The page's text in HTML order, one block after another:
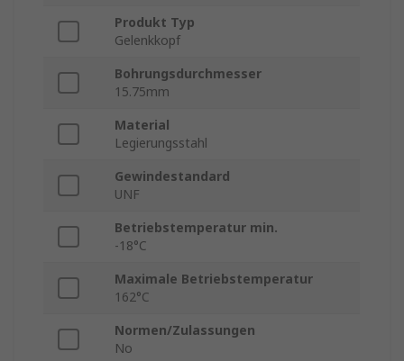
Produkt Typ
Gelenkkopf
Bohrungsdurchmesser
15.75mm
Material
Legierungsstahl
Gewindestandard
UNF
Betriebstemperatur min.
-18°C
Maximale Betriebstemperatur
162°C
Normen/Zulassungen
No